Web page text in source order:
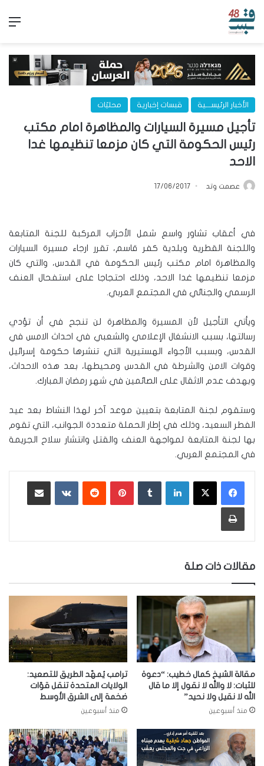
الأخبار الرئيســـية قبسات إخبارية محليّات
تأجيل مسيرة السيارات والمظاهرة امام مكتب
رئيس الحكومة التي كان مزمعا تنظيمها غدا
الاحد
عصمت وتد 17/06/2017
في أعقاب تشاور واسع شمل الأحزاب المركبة للجنة المتابعة
واللجنة القطرية وبلدية كفر قاسم، تقرر ارجاء مسيرة السيارات
والمظاهرة امام مكتب رئيس الحكومة في القدس، والتي كان
مزمعا تنظيمها غدا الاحد، وذلك احتجاجا على استفحال العنف
الرسمي والجنائي في المجتمع العربي.
ويأتي التأجيل لأن المسيرة والمظاهرة لن تنجح في أن تؤدي
رسالتها، بسبب الانشغال الإعلامي والشعبي في احداث الامس في
القدس، وبسبب الأجواء الهستيرية التي تنشرها حكومة إسرائيل
وقوات الامن والشرطة في القدس ومحيطها، بعد هذه الاحداث،
وبهدف عدم الاثقال على الصائمين في شهر رمضان المبارك.
وستقوم لجنة المتابعة بتعيين موعد آخر لهذا النشاط بعد عيد
الفطر السعيد، وذلك في إطار الحملة متعددة الجوانب، التي تقوم
بها لجنة المتابعة لمواجهة العنف والقتل وانتشار سلاح الجريمة
في المجتمع العربي.
لينكدإن بينتيريست ‏VKontakte
طباعة
مقالات ذات صلة
مقالة الشيخ كمال خطيب: “دعوة
للثبات: لا والله لا نقول إلا ما قال
الله لا نقيل ولا نحيد”
منذ أسبوعين
ترامب يُمهّد الطريق للتصعيد:
الولايات المتحدة تنقل قوّات
ضخمة إلى الشرق الأوسط
منذ أسبوعين